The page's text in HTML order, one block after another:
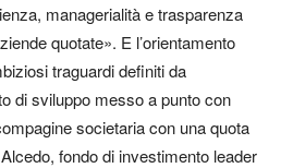
managerialità e trasparenza
quotate». E l’orientamento
traguardi definiti da
di sviluppo messo a punto con
societaria con una quota
fondo di investimento leader